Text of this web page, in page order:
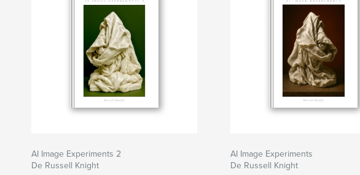
AI Image Experiments 2
De Russell Knight
AI Image Experiments
De Russell Knight